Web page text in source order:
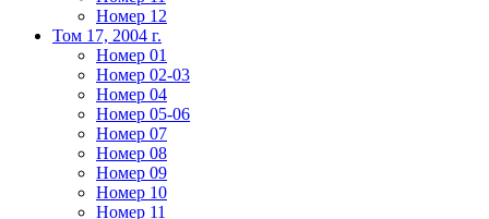
Номер 12
Том 17, 2004 г.
Номер 01
Номер 02-03
Номер 04
Номер 05-06
Номер 07
Номер 08
Номер 09
Номер 10
Номер 11